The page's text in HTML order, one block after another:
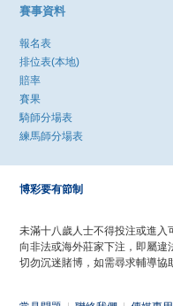
賽事資料
報名表
排位表(本地)
賠率
賽果
騎師分場表
練馬師分場表
博彩要有節制
未滿十八歲人士不得投注或進入
向非法或海外莊家下注，即屬違
切勿沉迷賭博，如需尋求輔導協